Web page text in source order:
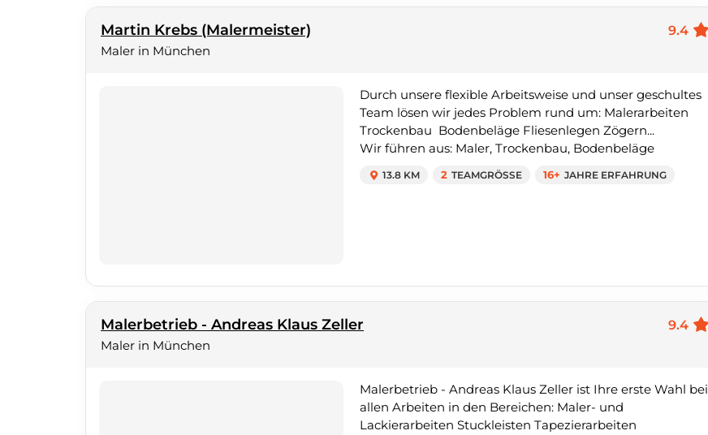
Martin Krebs (Malermeister)
9.4
Maler in München
Durch unsere flexible Arbeitsweise und unser geschultes
Team lösen wir jedes Problem rund um: Malerarbeiten
Trockenbau Bodenbeläge Fliesenlegen Zögern...
Wir führen aus: Maler, Trockenbau, Bodenbeläge
13.8 KM 2 TEAMGRÖSSE 16+ JAHRE ERFAHRUNG
Malerbetrieb - Andreas Klaus Zeller
9.4
Maler in München
Malerbetrieb - Andreas Klaus Zeller ist Ihre erste Wahl bei
allen Arbeiten in den Bereichen: Maler- und
Lackierarbeiten Stuckleisten Tapezierarbeiten